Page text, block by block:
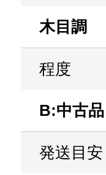
木目調
程度
B:中古品
発送目安